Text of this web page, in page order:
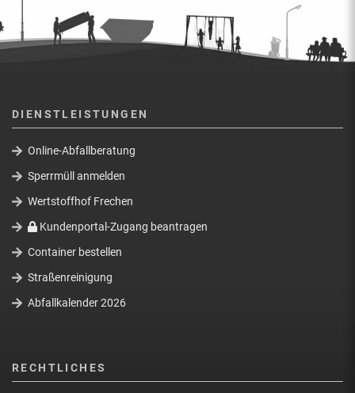
DIENSTLEISTUNGEN
Online-Abfallberatung
Sperrmüll anmelden
Wertstoffhof Frechen
Kundenportal-Zugang beantragen
Container bestellen
Straßenreinigung
Abfallkalender 2026
RECHTLICHES